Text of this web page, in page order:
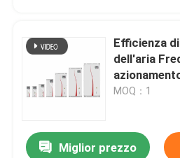
Efficienza
dell'aria
Con
MOQ：1
Miglior prezzo